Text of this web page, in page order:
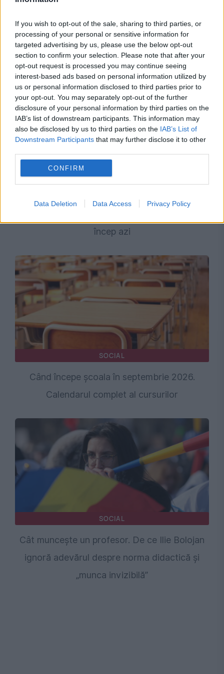
If you wish to opt-out of the sale, sharing to third parties, or
processing of your personal or sensitive information for
targeted advertising by us, please use the below opt-out
section to confirm your selection. Please note that after your
opt-out request is processed you may continue seeing
interest-based ads based on personal information utilized by
us or personal information disclosed to third parties prior to
your opt-out. You may separately opt-out of the further
disclosure of your personal information by third parties on the
IAB’s list of downstream participants. This information may
also be disclosed by us to third parties on the IAB’s List of
Downstream Participants that may further disclose it to other
CONFIRM
Data Deletion Data Access Privacy Policy
menținerea centralelor pe cărbune. Critici la
adresa lui Bolojan
SOCIAL
încep azi
SOCIAL
Când începe școala în septembrie 2026.
Calendarul complet al cursurilor
SOCIAL
Cât muncește un profesor. De ce Ilie Bolojan
ignoră adevărul despre norma didactică și
„munca invizibilă”